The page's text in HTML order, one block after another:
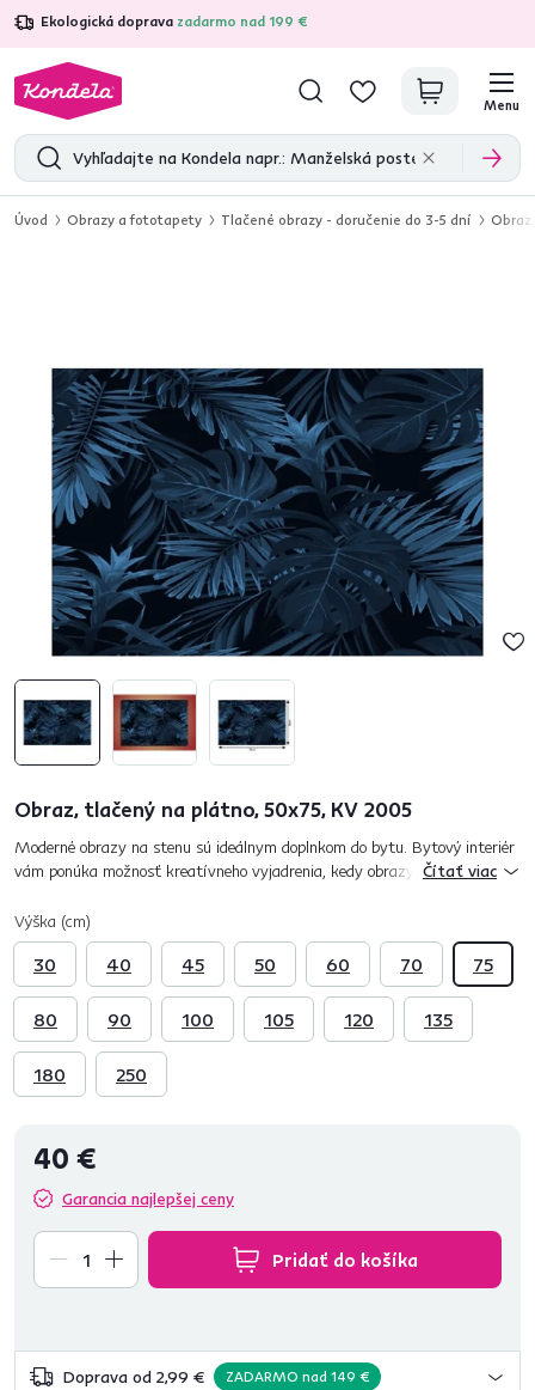
Ekologická doprava zadarmo nad 199 €
4,7 31 285overených produktových recenzií
Menu
Úvod Obrazy a fototapety Tlačené obrazy - doručenie do 3-5 dní
Obraz, tlačený na plátno, 50x75, KV 2005
Moderné obrazy na stenu sú ideálnym doplnkom do bytu. Bytový interiér
vám ponúka možnosť kreatívneho vyjadrenia, kedy obrazy na stenu
Čítať viac
Výška (cm)
30 40 45 50 60 70 75
80 90 100 105 120 135
180 250
40 €
Garancia najlepšej ceny
Pridať do košíka
Doprava od 2,99 € ZADARMO nad 149 €